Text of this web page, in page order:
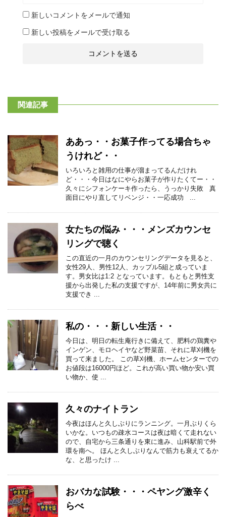
新しいコメントをメールで通知
新しい投稿をメールで受け取る
関連記事
ああっ・・お菓子作ってる場合ちゃ
うけれど・・
いろいろと雑用の仕事が溜まってるんだけれ
ど・・・今日はなにやらお菓子が作りたくてー・・
久々にシフォンケーキ作ったら、うっかり失敗 真
面目にやり直してリベンジ・・一応成功 ...
女たちの悩み・・・メンズカウンセ
リングで聴く
この直近の一月のカウンセリングデータを見ると、
女性29人、男性12人、カップル5組と成っていま
す。男女比は1:2 となっています。もともと男性支
援から出発した私の支援ですが、14年前に男女共に
支援でき ...
私の・・・新しい生活・・
今日は、明日の転生庵行きに備えて、肥料の鶏糞や
インゲン、モロヘイヤなど野菜苗、それに草刈機を
買って来ました。 この草刈機、ホームセンターでの
お値段は16000円ほど。これが高い買い物か安い買
い物か、使 ...
久々のナイトラン
今夜はほんと久しぶりにランニング。一月ぶりくら
いかな。いつもの疎水コースは夜は暗くて走れない
ので、自宅から三条通りを東に進み、山科駅前で外
環を南へ。 ほんと久しぶりなんで筋力も衰えてるか
な、と思ったけ ...
おバカな試験・・・ペヤング激辛く
らべ